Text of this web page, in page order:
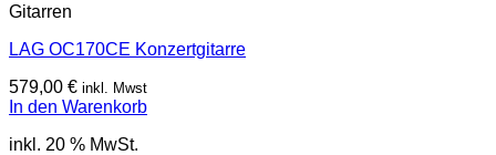
Gitarren
LAG OC170CE Konzertgitarre
579,00 € inkl. Mwst
In den Warenkorb
inkl. 20 % MwSt.